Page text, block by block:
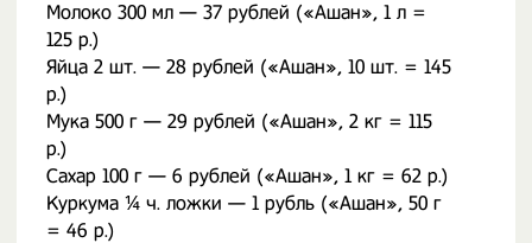
Молоко 300 мл — 37 рублей («Ашан», 1 л =
125 р.)
Яйца 2 шт. — 28 рублей («Ашан», 10 шт. = 145
р.)
Мука 500 г — 29 рублей («Ашан», 2 кг = 115
р.)
Сахар 100 г — 6 рублей («Ашан», 1 кг = 62 р.)
Куркума ¼ ч. ложки — 1 рубль («Ашан», 50 г
= 46 р.)